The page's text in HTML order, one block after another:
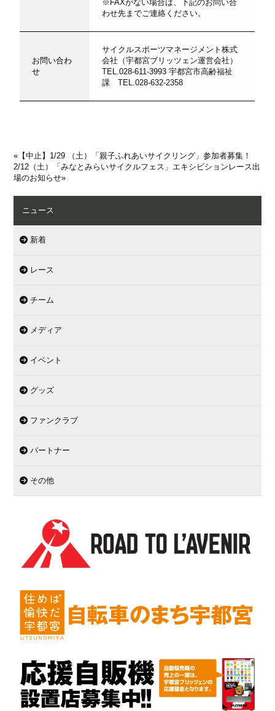
※FAXがない場合は、下記のお問い合
わせ先までご連絡ください。
お問い合わ
せ
サイクルスポーツマネージメント株式
会社（宇都宮ブリッツェン運営会社）
TEL.028-611-3993 宇都宮市高齢福祉
課 TEL.028-632-2358
« 【中止】1/29 （土）「親子ふれあいサイクリング」参加者募集！
2/12（土）「みなとみらいサイクルフェス」エキシビションレース出
場のお知らせ»
ニュース
新着
レース
チーム
メディア
イベント
グッズ
ファンクラブ
パートナー
その他